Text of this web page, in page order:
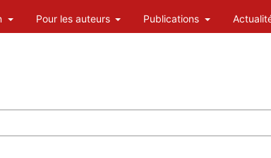
Pour les auteurs Publications